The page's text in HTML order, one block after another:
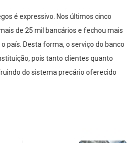
é expressivo. Nos últimos cinco
de 25 mil bancários e fechou mais
país. Desta forma, o serviço do banco
pois tanto clientes quanto
do sistema precário oferecido